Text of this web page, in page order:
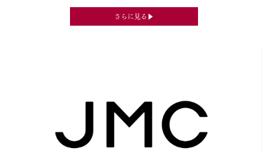
さらに見る▶